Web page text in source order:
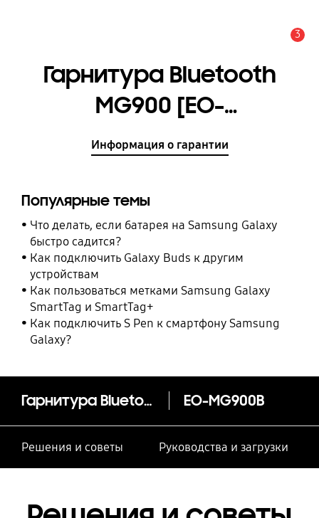
3
Гарнитура Bluetooth
MG900 [EO-
MG900EBRGRU]
Информация о гарантии
Популярные темы
Что делать, если батарея на Samsung Galaxy
быстро садится?
Как подключить Galaxy Buds к другим
устройствам
Как пользоваться метками Samsung Galaxy
SmartTag и SmartTag+
Как подключить S Pen к смартфону Samsung
Galaxy?
Гарнитура Bluetooth MG900 EO-MG900B
Решения и советы Руководства и загрузки